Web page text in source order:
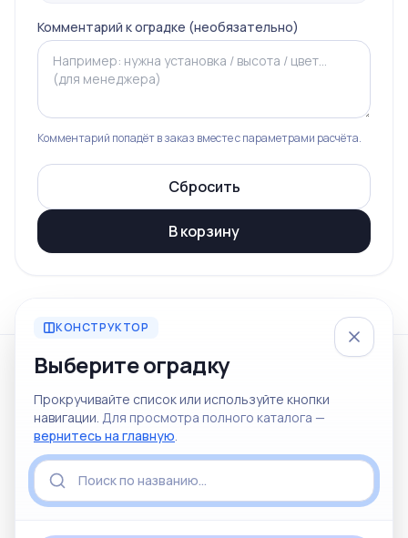
Комментарий к оградке (необязательно)
Комментарий попадёт в заказ вместе с параметрами расчёта.
Сбросить
В корзину
КОНСТРУКТОР
Выберите оградку
Прокручивайте список или используйте кнопки
навигации. Для просмотра полного каталога —
вернитесь на главную
© 2026 Железный мир
Ритуальные товары и услуги в Красноярске
Отдел продаж
+7 (967) 612-51-61
Ритуальные услуги
Политика конфиденциальностиПользовательское соглашение
Не является офертой